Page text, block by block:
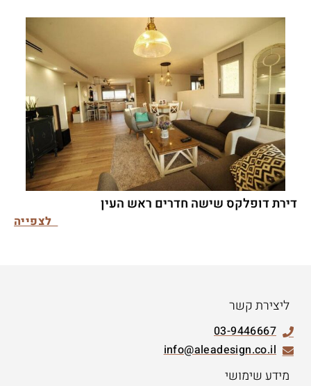
דירת דופלקס שישה חדרים ראש העין
לצפייה
ליצירת קשר
03-9446667
info@aleadesign.co.il
מידע שימושי